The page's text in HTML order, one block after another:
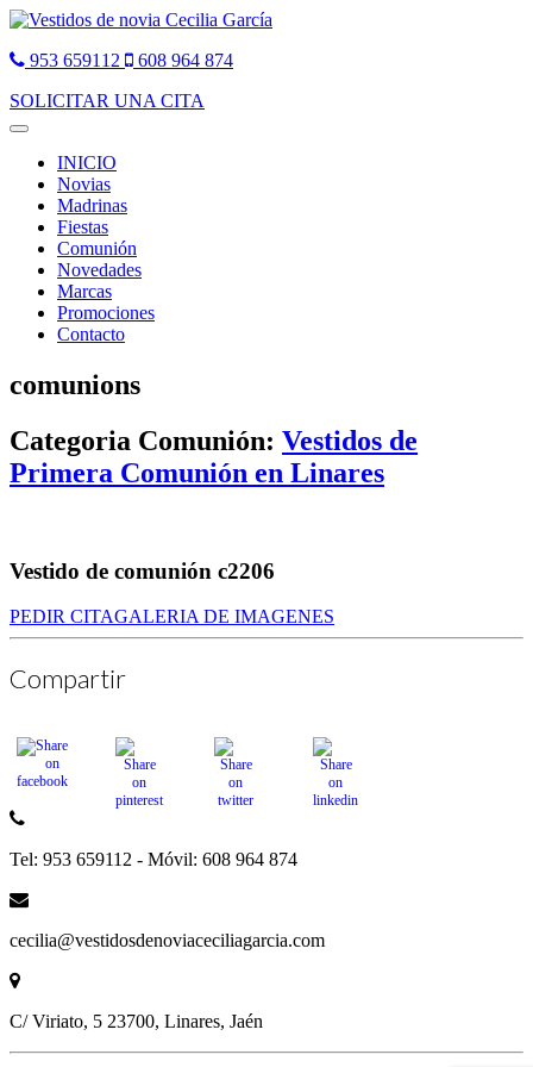
953 659112
608 964 874
SOLICITAR UNA CITA
Toggle
navigationINICIO
Novias
Madrinas
Fiestas
Comunión
Novedades
Marcas
Promociones
Contacto
comunions
Categoria Comunión: Vestidos de
Primera Comunión en Linares
Vestido de comunión c2206
PEDIR CITAGALERIA DE IMAGENES
Compartir
Tel: 953 659112 - Móvil: 608 964 874
cecilia@vestidosdenoviaceciliagarcia.com
C/ Viriato, 5 23700, Linares, Jaén